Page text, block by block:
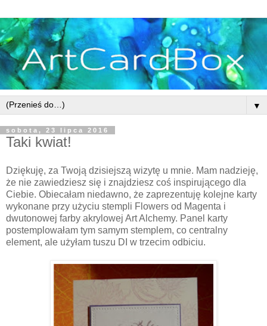
▼
sobota, 23 lipca 2016
Taki kwiat!
Dziękuję, za Twoją dzisiejszą wizytę u mnie. Mam nadzieję,
że nie zawiedziesz się i znajdziesz coś inspirującego dla
Ciebie. Obiecałam niedawno, że zaprezentuję kolejne karty
wykonane przy użyciu stempli Flowers od Magenta i
dwutonowej farby akrylowej Art Alchemy. Panel karty
postemplowałam tym samym stemplem, co centralny
element, ale użyłam tuszu DI w trzecim odbiciu.